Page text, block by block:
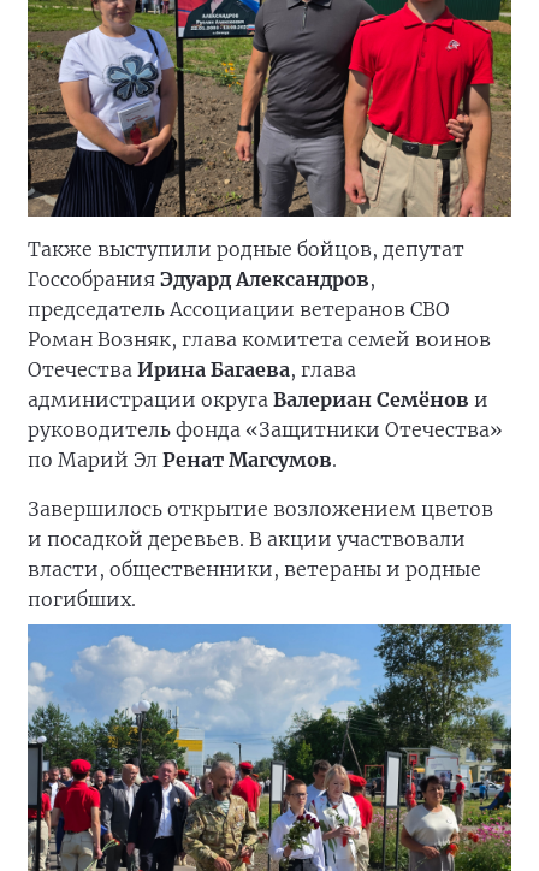
Также выступили родные бойцов, депутат
Госсобрания Эдуард Александров,
председатель Ассоциации ветеранов СВО
Роман Возняк, глава комитета семей воинов
Отечества Ирина Багаева, глава
администрации округа Валериан Семёнов и
руководитель фонда «Защитники Отечества»
по Марий Эл Ренат Магсумов.
Завершилось открытие возложением цветов
и посадкой деревьев. В акции участвовали
власти, общественники, ветераны и родные
погибших.